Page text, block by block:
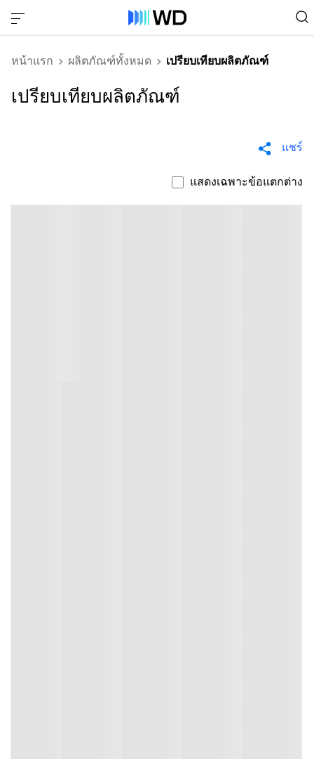
หน้าแรก ผลิตภัณฑ์ทั้งหมด เปรียบเทียบผลิตภัณฑ์
เปรียบเทียบผลิตภัณฑ์
แชร์
แสดงเฉพาะข้อแตกต่าง